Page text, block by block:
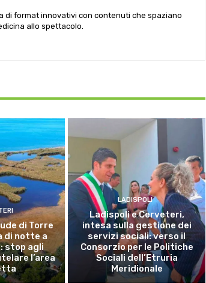
di format innovativi con contenuti che spaziano
allo spettacolo.
di Torre
di notte a
stop agli
l’area
LADISPOLI
Ladispoli e Cerveteri,
intesa sulla gestione dei
servizi sociali: verso il
Consorzio per le Politiche
Sociali dell’Etruria
Meridionale